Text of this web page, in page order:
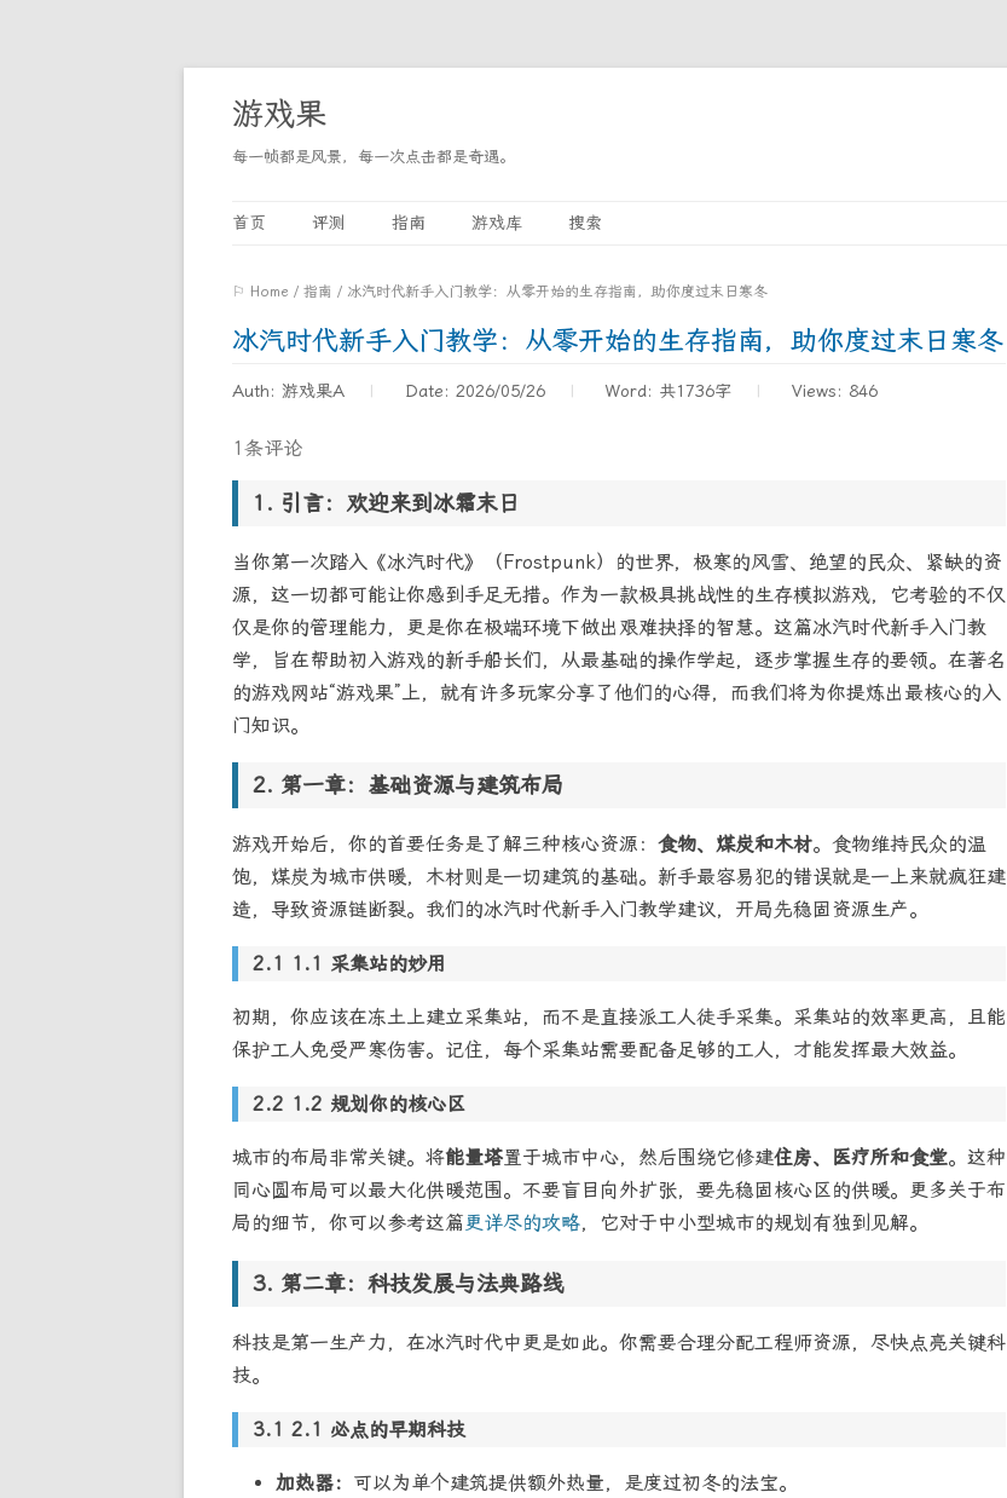
游戏果
每一帧都是风景，每一次点击都是奇遇。
首页 评测 指南 游戏库 搜索
⚐ Home / 指南 / 冰汽时代新手入门教学：从零开始的生存指南，助你度过末日寒冬
冰汽时代新手入门教学：从零开始的生存指南，助你度过末日寒冬
Auth: 游戏果A Date: 2026/05/26 Word: 共1736字 Views: 846
1条评论
引言：欢迎来到冰霜末日
当你第一次踏入《冰汽时代》（Frostpunk）的世界，极寒的风雪、绝望的民众、紧缺的资
源，这一切都可能让你感到手足无措。作为一款极具挑战性的生存模拟游戏，它考验的不仅
仅是你的管理能力，更是你在极端环境下做出艰难抉择的智慧。这篇冰汽时代新手入门教
学，旨在帮助初入游戏的新手船长们，从最基础的操作学起，逐步掌握生存的要领。在著名
的游戏网站“游戏果”上，就有许多玩家分享了他们的心得，而我们将为你提炼出最核心的入
门知识。
第一章：基础资源与建筑布局
游戏开始后，你的首要任务是了解三种核心资源： 食物、煤炭和木材。食物维持民众的温
饱，煤炭为城市供暖，木材则是一切建筑的基础。新手最容易犯的错误就是一上来就疯狂建
造，导致资源链断裂。我们的冰汽时代新手入门教学建议，开局先稳固资源生产。
1.1 采集站的妙用
初期，你应该在冻土上建立采集站，而不是直接派工人徒手采集。采集站的效率更高，且能
保护工人免受严寒伤害。记住，每个采集站需要配备足够的工人，才能发挥最大效益。
1.2 规划你的核心区
城市的布局非常关键。将能量塔置于城市中心，然后围绕它修建住房、医疗所和食堂。这种
同心圆布局可以最大化供暖范围。不要盲目向外扩张，要先稳固核心区的供暖。更多关于布
局的细节，你可以参考这篇更详尽的攻略，它对于中小型城市的规划有独到见解。
第二章：科技发展与法典路线
科技是第一生产力，在冰汽时代中更是如此。你需要合理分配工程师资源，尽快点亮关键科
技。
2.1 必点的早期科技
加热器： 可以为单个建筑提供额外热量，是度过初冬的法宝。